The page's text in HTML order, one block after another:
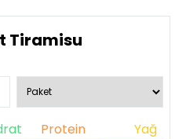
Tiramisu
Protein Yağ